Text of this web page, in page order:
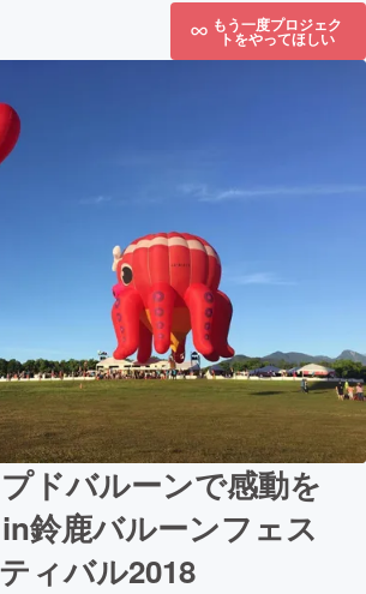
もう一度プロジェク
トをやってほしい
プドバルーンで感動を
鹿バルーンフェス
ティバル2018